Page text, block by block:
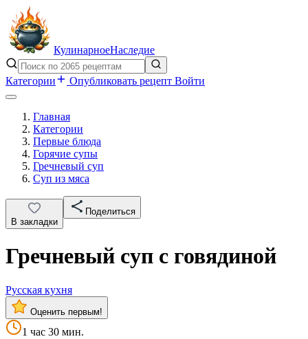
КулинарноеНаследие
Категории Опубликовать рецепт Войти
Главная
Категории
Первые блюда
Горячие супы
Гречневый суп
Суп из мяса
В закладки
Поделиться
Гречневый суп с говядиной
Русская кухня
Оценить первым!
1 час 30 мин.